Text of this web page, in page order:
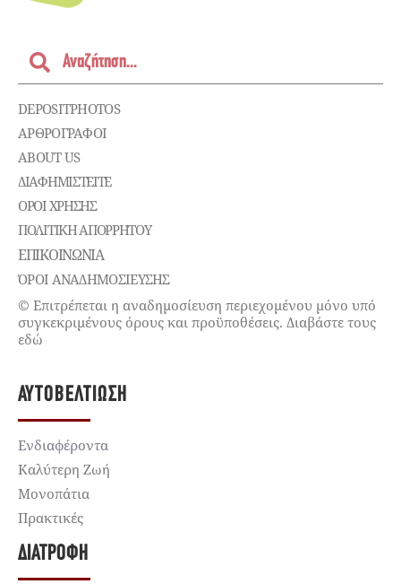
DEPOSITPHOTOS
ΑΡΘΡΟΓΡΑΦΟΙ
ABOUT US
ΔΙΑΦΗΜΙΣΤΕΊΤΕ
ΌΡΟΙ ΧΡΉΣΗΣ
ΠΟΛΙΤΙΚΉ ΑΠΟΡΡΉΤΟΥ
ΕΠΙΚΟΙΝΩΝΊΑ
ΌΡΟΙ ΑΝΑΔΗΜΟΣΙΕΥΣΗΣ
© Επιτρέπεται η αναδημοσίευση περιεχομένου μόνο υπό
συγκεκριμένους όρους και προϋποθέσεις. Διαβάστε τους
εδώ
ΑΥΤΟΒΕΛΤΊΩΣΗ
Ενδιαφέροντα
Καλύτερη Ζωή
Μονοπάτια
Πρακτικές
ΔΙΑΤΡΟΦΉ